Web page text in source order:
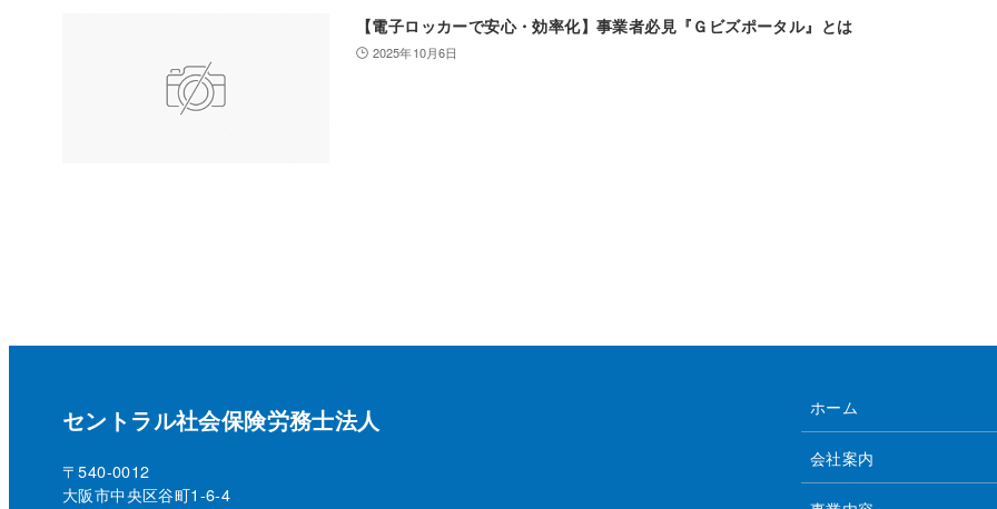
【電子ロッカーで安心・効率化】事業者必見『Ｇビズポータル』とは
2025年10月6日
セントラル社会保険労務士法人
〒540-0012
大阪市中央区谷町1-6-4
ホーム
会社案内